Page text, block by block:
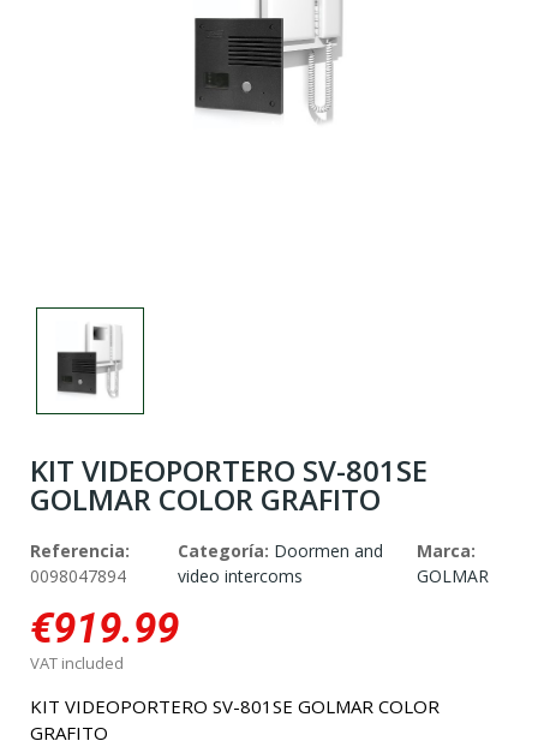
KIT VIDEOPORTERO SV-801SE
GOLMAR COLOR GRAFITO
Referencia:
0098047894
Categoría: Doormen and
video intercoms
Marca:
GOLMAR
€919.99
VAT included
KIT VIDEOPORTERO SV-801SE GOLMAR COLOR
GRAFITO